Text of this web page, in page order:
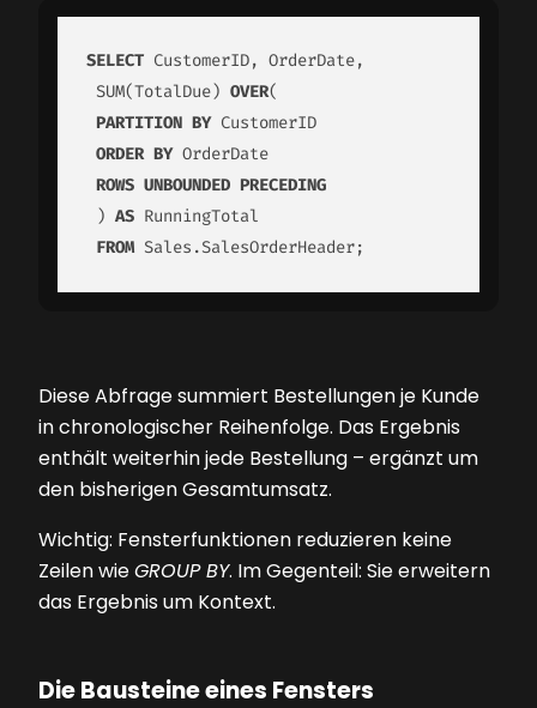
SELECT CustomerID, OrderDate,
SUM(TotalDue) OVER(
PARTITION BY CustomerID
ORDER BY OrderDate
ROWS UNBOUNDED PRECEDING
) AS RunningTotal
FROM Sales.SalesOrderHeader;
Diese Abfrage summiert Bestellungen je Kunde
in chronologischer Reihenfolge. Das Ergebnis
enthält weiterhin jede Bestellung – ergänzt um
den bisherigen Gesamtumsatz.
Wichtig: Fensterfunktionen reduzieren keine
Zeilen wieGROUP BY. Im Gegenteil: Sie erweitern
das Ergebnis um Kontext.
Die Bausteine eines Fensters